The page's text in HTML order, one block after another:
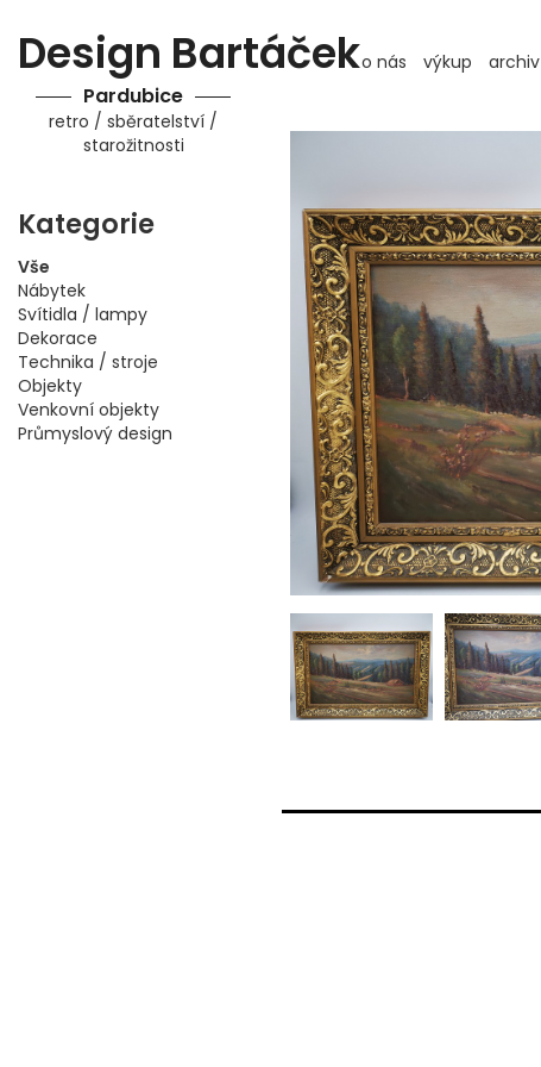
Design Bartáček
Pardubice
retro / sběratelství /
starožitnosti
Kategorie
Vše
Nábytek
Svítidla / lampy
Dekorace
Technika / stroje
Objekty
Venkovní objekty
Průmyslový design
o nás výkup archiv